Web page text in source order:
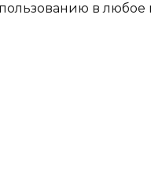
в любое